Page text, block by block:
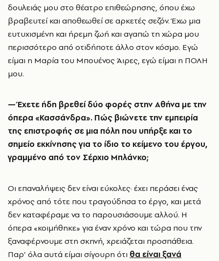
δουλειάς μου στο θέατρο επιθεώρησης, όπου έχω
βραβευτεί και αποθεωθεί σε αρκετές σεζόν. Έχω μια
ευτυχισμένη και ήρεμη ζωή και αγαπώ τη χώρα μου
περισσότερο από οτιδήποτε άλλο στον κόσμο. Εγώ
είμαι η Μαρία του Μπουένος Άιρες, εγώ είμαι η ΠΟΛΗ
μου.
— Έχετε ήδη βρεθεί δύο φορές στην Αθήνα με την
όπερα «Κασσάνδρα». Πώς βιώνετε την εμπειρία
της επιστροφής σε μια πόλη που υπήρξε και το
σημείο εκκίνησης για το ίδιο το κείμενο του έργου,
γραμμένο από τον Σέρχιο Μπλάνκο;
Οι επαναλήψεις δεν είναι εύκολες· έχει περάσει ένας
χρόνος από τότε που τραγούδησα το έργο, και μετά
δεν καταφέραμε να το παρουσιάσουμε αλλού. Η
όπερα «κοιμήθηκε» για έναν χρόνο και τώρα που την
ξαναφέρνουμε στη σκηνή, χρειάζεται προσπάθεια.
Παρ’ όλα αυτά είμαι σίγουρη ότι θα είναι ξανά